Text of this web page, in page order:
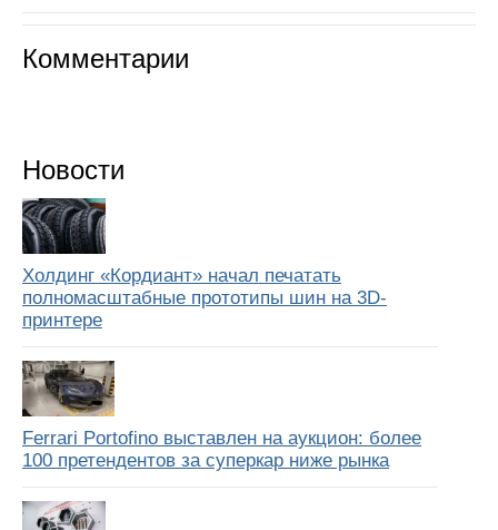
Комментарии
Новости
Холдинг «Кордиант» начал печатать
полномасштабные прототипы шин на 3D-
принтере
Ferrari Portofino выставлен на аукцион: более
100 претендентов за суперкар ниже рынка